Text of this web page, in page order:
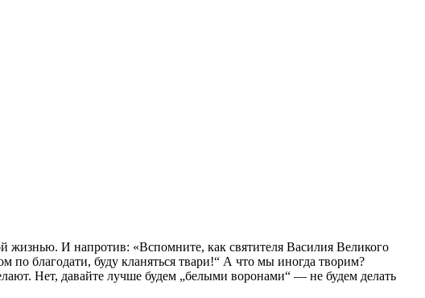
жизнью. И напротив: «Вспомните, как святителя Василия Великого
благодати, буду кланяться твари!“ А что мы иногда творим?
Нет, давайте лучше будем „белыми воронами“ — не будем делать